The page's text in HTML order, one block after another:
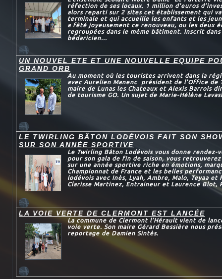
réfection de ses locaux. 1 million d'euros
alors reparti sur 2 sites cet établissement qui
terminale et qui accueille les enfants et les
a fêté joyeusement ce renouveau, ou les deux
regroupées dans le même bâtiment. Inscrit dans
bédaricien...
UN NOUVEL ETE ET UNE NOUVELLE EQUIPE
GRAND ORB
Au moment où les touristes arrivent dans la
avec Aurelien Manenc président de l'Office de
maire de Lunas les Chateaux et Alexis Barrois
de tourisme GO. Un sujet de Marie-Hélène
LE TWIRLING BÂTON LODÉVOIS FAIT SON
SUR SON ANNÉE SPORTIVE
Le Twirling Bâton Lodévois vous donne rendez-
pour son gala de fin de saison, vous
sur une année sportive riche en émotions,
Championnat de France et les belles
lodévois avec Inès, Lyah, Ambre, Malo, Teyaa et
Clarisse Martinez, Entraineur et Laurence Blot,
LA VOIE VERTE DE CLERMONT EST LANCÉE
La commune de Clermont l’Hérault vient de
voie verte. Son maire Gérard Bessière nous
reportage de Damien Sintès.